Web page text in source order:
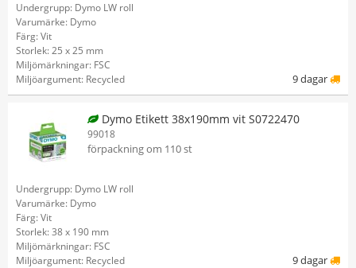
Undergrupp: Dymo LW roll
Varumärke: Dymo
Färg: Vit
Storlek: 25 x 25 mm
Miljömärkningar: FSC
Miljöargument: Recycled
9 dagar
Dymo Etikett 38x190mm vit S0722470
99018
förpackning om 110 st
Undergrupp: Dymo LW roll
Varumärke: Dymo
Färg: Vit
Storlek: 38 x 190 mm
Miljömärkningar: FSC
Miljöargument: Recycled
9 dagar